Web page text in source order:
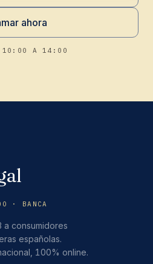
ahora
A 14:00
· BANCA
consumidores
españolas.
100% online.